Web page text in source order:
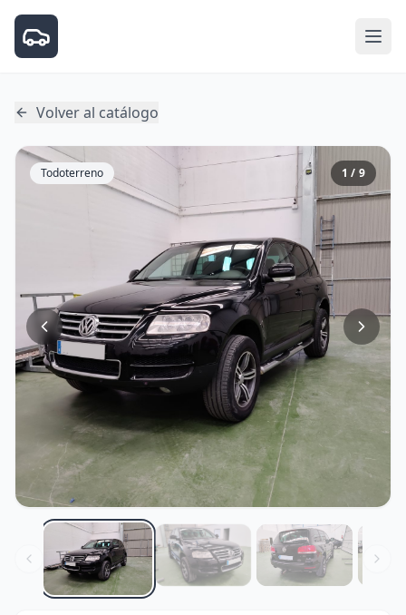
Volver al catálogo
Todoterreno 1 / 9